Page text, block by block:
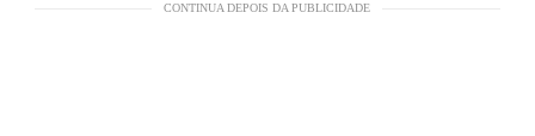
CONTINUA DEPOIS DA PUBLICIDADE